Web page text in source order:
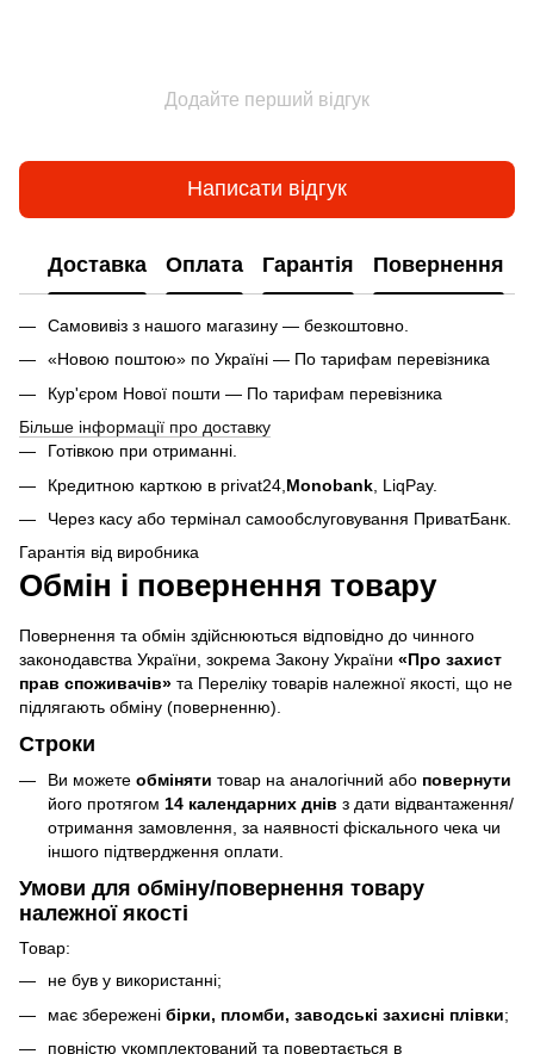
Додайте перший відгук
Написати відгук
Доставка Оплата Гарантія Повернення
Самовивіз з нашого магазину — безкоштовно.
«Новою поштою» по Україні — По тарифам перевізника
Кур'єром Нової пошти — По тарифам перевізника
Більше інформації про доставку
Готівкою при отриманні.
Кредитною карткою в privat24, Monobank LiqPay.
Через касу або термінал самообслуговування ПриватБанк.
Гарантія від виробника
Обмін і повернення товару
Повернення та обмін здійснюються відповідно до чинного
законодавства України, зокрема Закону України «Про захист
прав споживачів» та Переліку товарів належної якості, що не
підлягають обміну (поверненню).
Строки
Ви можете обміняти товар на аналогічний або повернути
його протягом 14 календарних днів з дати відвантаження/
отримання замовлення, за наявності фіскального чека чи
іншого підтвердження оплати.
Умови для обміну/повернення товару
належної якості
Товар:
не був у використанні;
має збережені бірки, пломби, заводські захисні плівки;
повністю укомплектований та повертається в